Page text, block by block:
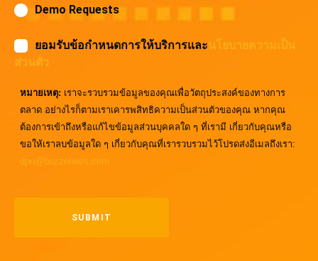
Demo Requests
ยอมรับข้อกำหนดการให้บริการและนโยบายความเป็น
ส่วนตัว
หมายเหตุ: เราจะรวบรวมข้อมูลของคุณเพื่อวัตถุประสงค์ของทางการ
ตลาด อย่างไรก็ตามเราเคารพสิทธิความเป็นส่วนตัวของคุณ หากคุณ
ต้องการเข้าถึงหรือแก้ไขข้อมูลส่วนบุคคลใด ๆ ที่เรามี เกี่ยวกับคุณหรือ
ขอให้เราลบข้อมูลใด ๆ เกี่ยวกับคุณที่เรารวบรวมไว้โปรดส่งอีเมลถึงเรา:
dpo@buzzebees.com